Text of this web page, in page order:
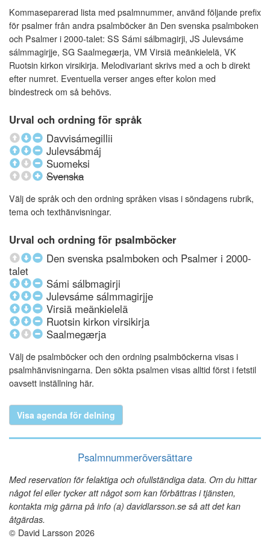
Kommaseparerad lista med psalmnummer, använd följande prefix
för psalmer från andra psalmböcker än Den svenska psalmboken
och Psalmer i 2000-talet: SS Sámi sálbmagirji, JS Julevsáme
sálmmagirjje, SG Saalmegærja, VM Virsiä meänkielelä, VK
Ruotsin kirkon virsikirja. Melodivariant skrivs med a och b direkt
efter numret. Eventuella verser anges efter kolon med
bindestreck om så behövs.
Urval och ordning för språk
Davvisámegillii
Julevsábmáj
Suomeksi
Svenska
Välj de språk och den ordning språken visas i söndagens rubrik,
tema och texthänvisningar.
Urval och ordning för psalmböcker
Den svenska psalmboken och Psalmer i 2000-
talet
Sámi sálbmagirji
Julevsáme sálmmagirjje
Virsiä meänkielelä
Ruotsin kirkon virsikirja
Saalmegærja
Välj de psalmböcker och den ordning psalmböckerna visas i
psalmhänvisningarna. Den sökta psalmen visas alltid först i fetstil
oavsett inställning här.
Visa agenda för delning
Psalmnummeröversättare
Med reservation för felaktiga och ofullständiga data. Om du hittar
något fel eller tycker att något som kan förbättras i tjänsten,
kontakta mig gärna på info (a) davidlarsson.se så att det kan
åtgärdas.
© David Larsson 2026